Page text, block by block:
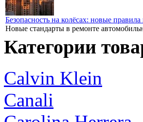
Безопасность на колёсах: новые
Новые стандарты в ремонте
Категории
Calvin Klein
Canali